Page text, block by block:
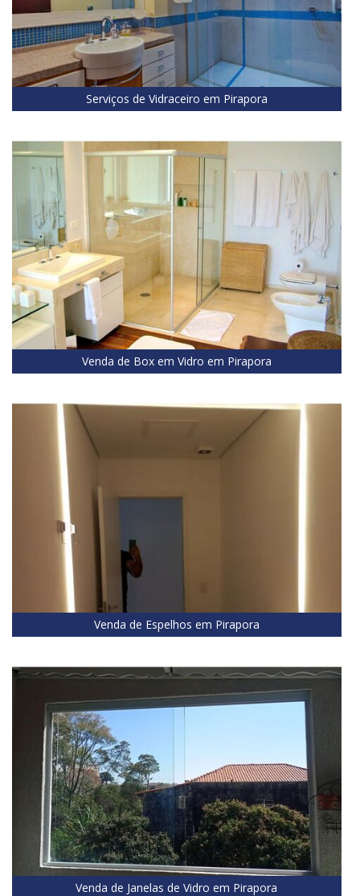
Serviços de Vidraceiro em Pirapora
Venda de Box em Vidro em Pirapora
Venda de Espelhos em Pirapora
Venda de Janelas de Vidro em Pirapora